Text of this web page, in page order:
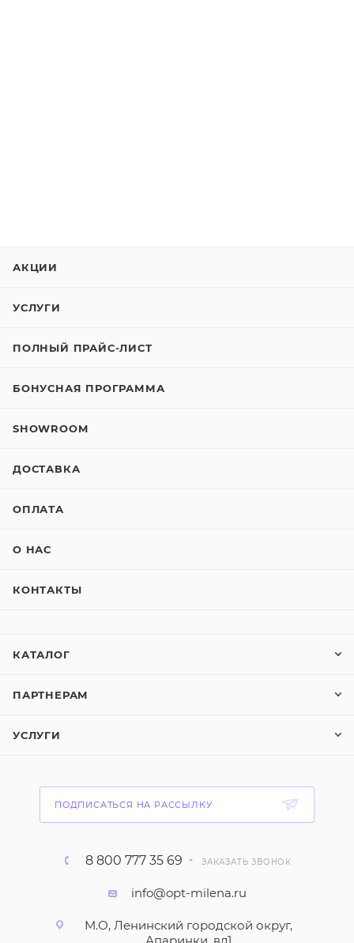
АКЦИИ
УСЛУГИ
ПОЛНЫЙ ПРАЙС-ЛИСТ
БОНУСНАЯ ПРОГРАММА
SHOWROOM
ДОСТАВКА
ОПЛАТА
О НАС
КОНТАКТЫ
КАТАЛОГ
ПАРТНЕРАМ
УСЛУГИ
ПОДПИСАТЬСЯ НА РАССЫЛКУ
8 800 777 35 69 ЗАКАЗАТЬ ЗВОНОК
info@opt-milena.ru
М.О, Ленинский городской округ,